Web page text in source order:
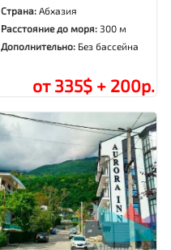
Страна:Абхазия
Расстояние до моря: 300 м
Дополнительно: Без бассейна
от 335$ + 200р.